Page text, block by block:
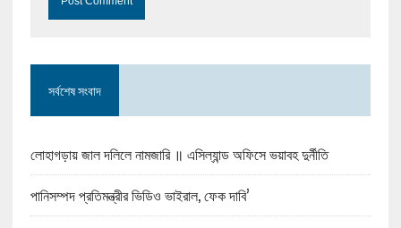
সর্বশেষ সংবাদ
লোহাগড়ায় জাল দলিলে নামজারি ॥ এসিল্যান্ড অফিসে ভয়াবহ দুর্নীতি
পানিসম্পদ প্রতিমন্ত্রীর ভিডিও ভাইরাল, ফেক দাবি’